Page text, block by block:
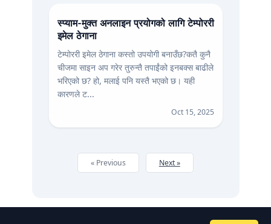
स्प्याम-मुक्त अनलाइन प्रयोगको लागि टेम्पोररी
इमेल ठेगाना
टेम्पोररी इमेल ठेगाना कस्तो उपयोगी बनाउँछ?कतै कुनै
चीजमा साइन अप गरेर तुरुन्तै तपाईंको इनबक्स बाढीले
भरिएको छ? हो, मलाई पनि यस्तै भएको छ। यही
कारणले ट...
Oct 15, 2025
« Previous Next »